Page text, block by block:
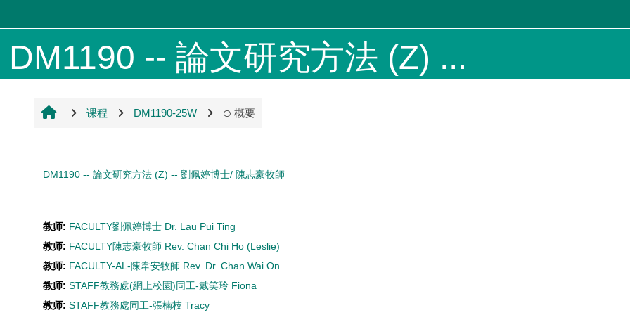
DM1190 -- 論文研究方法 (Z) ...
课程 DM1190-25W 概要
DM1190 -- 論文研究方法 (Z) -- 劉佩婷博士/ 陳志豪牧師
教师: FACULTY劉佩婷博士 Dr. Lau Pui Ting
教师: FACULTY陳志豪牧師 Rev. Chan Chi Ho (Leslie)
教师: FACULTY-AL-陳韋安牧師 Rev. Dr. Chan Wai On
教师:STAFF教務處(網上校園)同工-戴笑玲 Fiona
教师:STAFF教務處同工-張楠枝 Tracy